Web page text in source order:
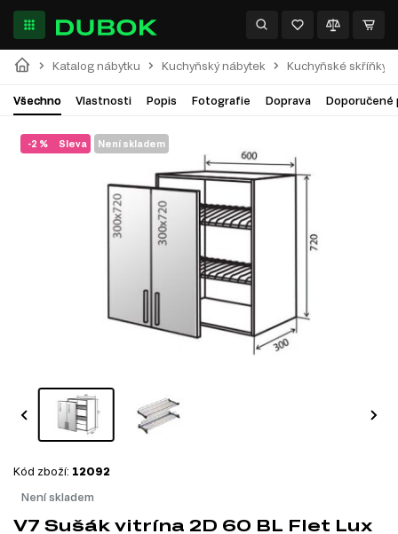
Katalog nábytku Kuchyňský nábytek Kuchyňské skříňky
Všechno Vlastnosti Popis Fotografie Doprava Doporučené
Sleva
-2 % Není skladem
Není skladem
Kód zboží: 12092
V7 Sušák vitrína 2D 60 BL Flet Lux